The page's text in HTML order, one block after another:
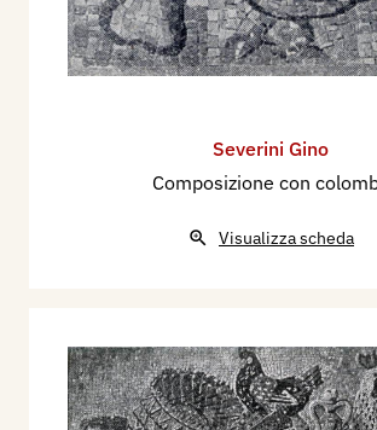
Severini Gino
Composizione con
Visualizza scheda